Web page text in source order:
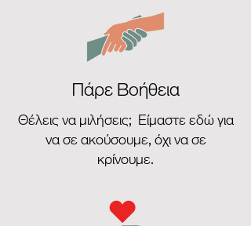
Πάρε Βοήθεια
Θέλεις να μιλήσεις; Είμαστε εδώ για
να σε ακούσουμε, όχι να σε
κρίνουμε.